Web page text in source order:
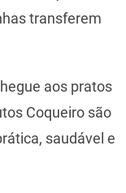
transferem
aos pratos
Coqueiro são
saudável e